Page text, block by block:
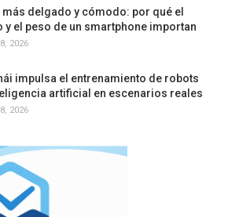
más delgado y cómodo: por qué el
y el peso de un smartphone importan
2026
impulsa el entrenamiento de robots
artificial en escenarios reales
2026